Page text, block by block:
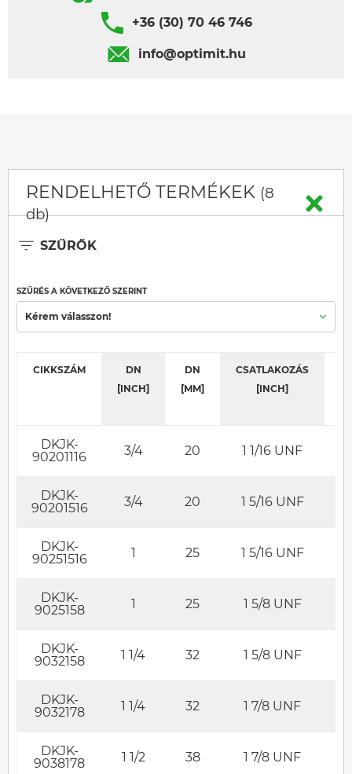
+36 (30) 70 46 746
info@optimit.hu
RENDELHETŐ TERMÉKEK (8
db)
SZŰRŐK
SZŰRÉS A KÖVETKEZŐ SZERINT
Kérem válasszon!
CIKKSZÁM
DN
[INCH]
DN
[MM]
CSATLAKOZÁS
[INCH]
DKJK-
90201116
3/4 20 1 1/16 UNF
DKJK-
90201516
3/4 20 1 5/16 UNF
DKJK-
90251516
1 25 1 5/16 UNF
DKJK-
9025158
1 25 1 5/8 UNF
DKJK-
9032158
1 1/4 32 1 5/8 UNF
DKJK-
9032178
1 1/4 32 1 7/8 UNF
DKJK-
9038178
1 1/2 38 1 7/8 UNF